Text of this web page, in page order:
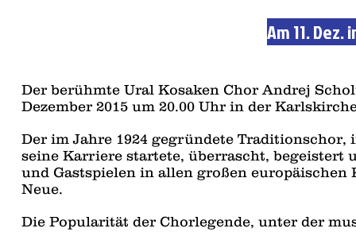
Am 11.
Der berühmte Ural Kosaken Chor Andrej
Dezember 2015 um 20.00 Uhr in der
Der im Jahre 1924 gegründete Traditionschor,
seine Karriere startete, überrascht, begeistert
und Gastspielen in allen großen
Neue.
Die Popularität der Chorlegende, unter der